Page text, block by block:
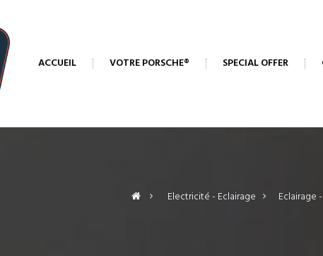
ACCUEIL VOTRE PORSCHE® SPECIAL OFFER
> Electricité - Eclairage > Eclairage